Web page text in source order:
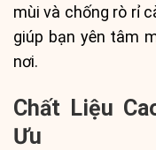
mùi và chống rò rỉ
giúp bạn yên tâm
nơi.
Chất Liệu
Ưu